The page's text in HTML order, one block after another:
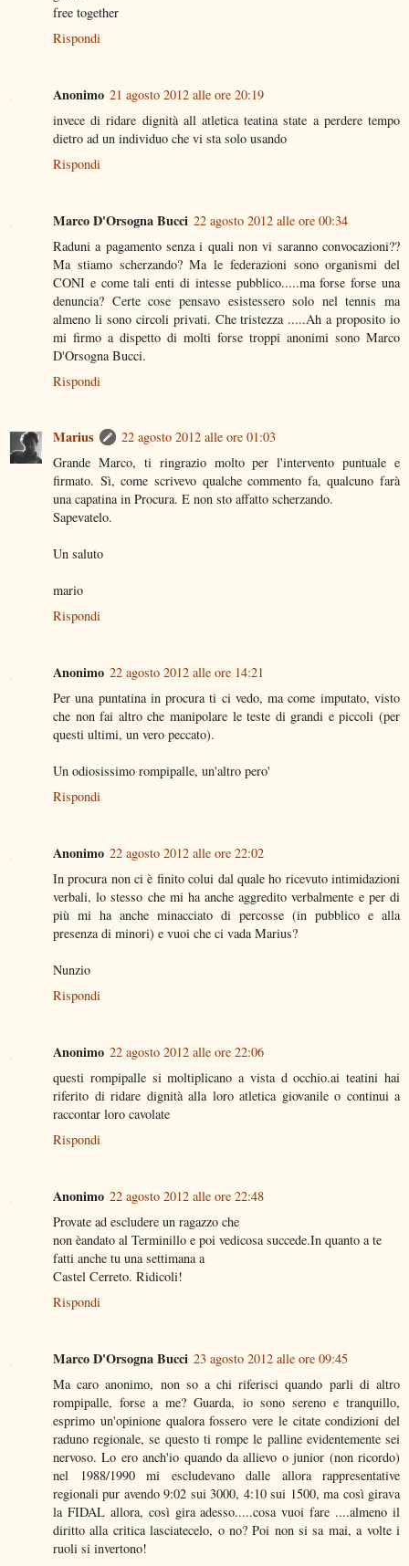
free together
Rispondi
Anonimo 21 agosto 2012 alle ore 20:19
invece di ridare dignità all atletica teatina state a perdere tempo
dietro ad un individuo che vi sta solo usando
Rispondi
Marco D'Orsogna Bucci 22 agosto 2012 alle ore 00:34
Raduni a pagamento senza i quali non vi saranno convocazioni??
Ma stiamo scherzando? Ma le federazioni sono organismi del
CONI e come tali enti di intesse pubblico.....ma forse forse una
denuncia? Certe cose pensavo esistessero solo nel tennis ma
almeno li sono circoli privati. Che tristezza .....Ah a proposito io
mi firmo a dispetto di molti forse troppi anonimi sono Marco
D'Orsogna Bucci.
Rispondi
Marius
22 agosto 2012 alle ore 01:03
Grande Marco, ti ringrazio molto per l'intervento puntuale e
firmato. Sì, come scrivevo qualche commento fa, qualcuno farà
una capatina in Procura. E non sto affatto scherzando.
Sapevatelo.
Un saluto
mario
Rispondi
Anonimo 22 agosto 2012 alle ore 14:21
Per una puntatina in procura ti ci vedo, ma come imputato, visto
che non fai altro che manipolare le teste di grandi e piccoli (per
questi ultimi, un vero peccato).
Un odiosissimo rompipalle, un'altro pero'
Rispondi
Anonimo 22 agosto 2012 alle ore 22:02
In procura non ci è finito colui dal quale ho ricevuto intimidazioni
verbali, lo stesso che mi ha anche aggredito verbalmente e per di
più mi ha anche minacciato di percosse (in pubblico e alla
presenza di minori) e vuoi che ci vada Marius?
Nunzio
Rispondi
Anonimo 22 agosto 2012 alle ore 22:06
questi rompipalle si moltiplicano a vista d occhio.ai teatini hai
riferito di ridare dignità alla loro atletica giovanile o continui a
raccontar loro cavolate
Rispondi
Anonimo 22 agosto 2012 alle ore 22:48
Provate ad escludere un ragazzo che
non èandato al Terminillo e poi vedicosa succede.In quanto a te
fatti anche tu una settimana a
Castel Cerreto. Ridicoli!
Rispondi
Marco D'Orsogna Bucci 23 agosto 2012 alle ore 09:45
Ma caro anonimo, non so a chi riferisci quando parli di altro
rompipalle, forse a me? Guarda, io sono sereno e tranquillo,
esprimo un'opinione qualora fossero vere le citate condizioni del
raduno regionale, se questo ti rompe le palline evidentemente sei
nervoso. Lo ero anch'io quando da allievo o junior (non ricordo)
nel 1988/1990 mi escludevano dalle allora rappresentative
regionali pur avendo 9:02 sui 3000, 4:10 sui 1500, ma così girava
la FIDAL allora, così gira adesso.....cosa vuoi fare ....almeno il
diritto alla critica lasciatecelo, o no? Poi non si sa mai, a volte i
ruoli si invertono!